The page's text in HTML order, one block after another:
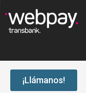
¡Llámanos!